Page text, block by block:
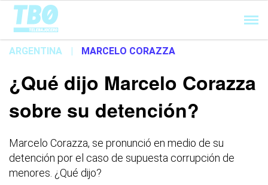
Cargando...
ARGENTINA | MARCELO CORAZZA
¿Qué dijo Marcelo Corazza
sobre su detención?
Marcelo Corazza, se pronunció en medio de su
detención por el caso de supuesta corrupción de
menores. ¿Qué dijo?